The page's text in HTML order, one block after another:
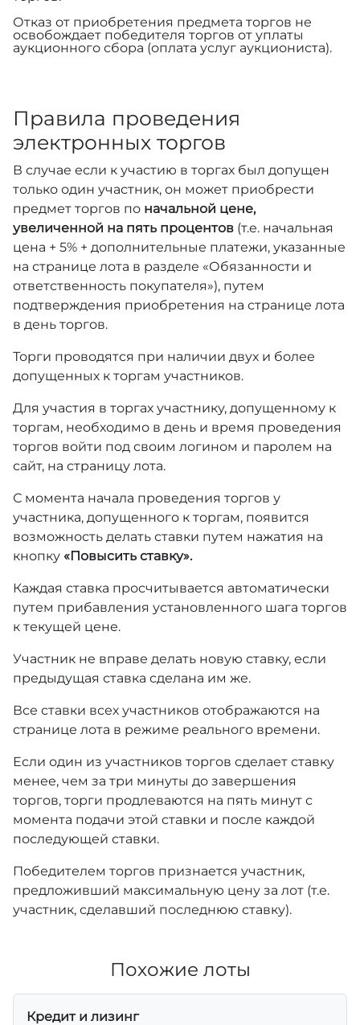
Отказ от приобретения предмета торгов не
освобождает победителя торгов от уплаты
аукционного сбора (оплата услуг аукциониста).
Правила проведения
электронных торгов
В случае если к участию в торгах был допущен
только один участник, он может приобрести
предмет торгов по начальной цене,
увеличенной на пять процентов (т.е. начальная
цена + 5% + дополнительные платежи, указанные
на странице лота в разделе «Обязанности и
ответственность покупателя»), путем
подтверждения приобретения на странице лота
в день торгов.
Торги проводятся при наличии двух и более
допущенных к торгам участников.
Для участия в торгах участнику, допущенному к
торгам, необходимо в день и время проведения
торгов войти под своим логином и паролем на
сайт, на страницу лота.
С момента начала проведения торгов у
участника, допущенного к торгам, появится
возможность делать ставки путем нажатия на
кнопку «Повысить ставку».
Каждая ставка просчитывается автоматически
путем прибавления установленного шага торгов
к текущей цене.
Участник не вправе делать новую ставку, если
предыдущая ставка сделана им же.
Все ставки всех участников отображаются на
странице лота в режиме реального времени.
Если один из участников торгов сделает ставку
менее, чем за три минуты до завершения
торгов, торги продлеваются на пять минут с
момента подачи этой ставки и после каждой
последующей ставки.
Победителем торгов признается участник,
предложивший максимальную цену за лот (т.е.
участник, сделавший последнюю ставку).
Похожие лоты
Кредит и лизинг